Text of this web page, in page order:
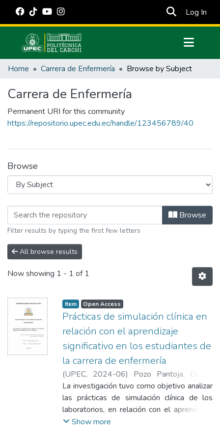
Log In
Communities & Collections
Estadísticas Externas
Manuales
Home Carrera de Enfermería Browse by Subject
Carrera de Enfermería
Permanent URI for this community
https://repositorio.upec.edu.ec/handle/123456789/40
Browse
Browsing Carrera de Enfermería by
Browse
Filter results by typing the first few letters
All browse results
Now showing 1 - 1 of 1
Item Open Access
Prácticas de simulación clínica en
relación con el aprendizaje
significativo en los estudiantes de
la carrera de enfermería
(UPEC, 2024-06) Pozo Pantoja, Cindhy
Nayeli
La investigación tuvo como objetivo analizar
las prácticas de simulación clínica de los
laboratorios, en relación con el aprendizaje
significativo en los estudiantes de tercero a
Show more